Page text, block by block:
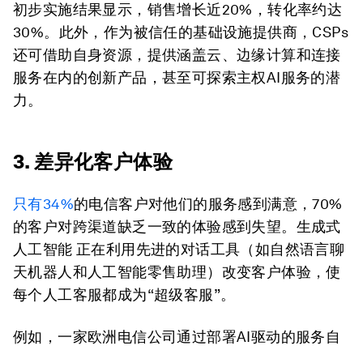
初步实施结果显示，销售增长近20%，转化率约达
30%。此外，作为被信任的基础设施提供商，CSPs
还可借助自身资源，提供涵盖云、边缘计算和连接
服务在内的创新产品，甚至可探索主权AI服务的潜
力。
3. 差异化客户体验
只有34%的电信客户对他们的服务感到满意，70%
的客户对跨渠道缺乏一致的体验感到失望。生成式
人工智能 正在利用先进的对话工具（如自然语言聊
天机器人和人工智能零售助理）改变客户体验，使
每个人工客服都成为“超级客服”。
例如，一家欧洲电信公司通过部署AI驱动的服务自